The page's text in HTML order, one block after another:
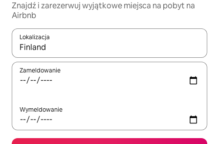
Znajdź i zarezerwuj wyjątkowe miejsca na pobyt na
Airbnb
Lokalizacja
Gdy wyniki będą dostępne, możesz poruszać się po nich za
Zameldowanie
Wymeldowanie